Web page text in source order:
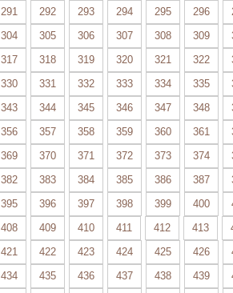
291 292 293 294 295 296
304 305 306 307 308 309
317 318 319 320 321 322
330 331 332 333 334 335
343 344 345 346 347 348
356 357 358 359 360 361
369 370 371 372 373 374
382 383 384 385 386 387
395 396 397 398 399 400
408 409 410 411 412 413
421 422 423 424 425 426
434 435 436 437 438 439